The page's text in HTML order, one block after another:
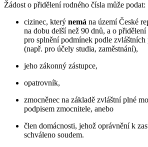
Žádost o přidělení rodného čísla může podat:
cizinec, který nemá na území České
na dobu delší než 90 dnů, a o přidělení
pro splnění podmínek podle zvláštních
(např. pro účely studia, zaměstnání),
jeho zákonný zástupce,
opatrovník,
zmocněnec na základě zvláštní plné
podpisem zmocnitele, anebo
člen domácnosti, jehož oprávnění k
schváleno soudem.